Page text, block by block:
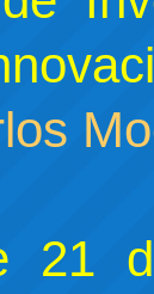
21